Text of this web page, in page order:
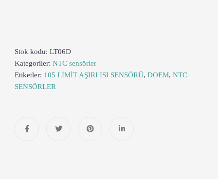
Stok kodu: LT06D
Kategoriler: NTC sensörler
Etiketler: 105 LİMİT AŞIRI ISI SENSÖRÜ, DOEM, NTC
SENSÖRLER